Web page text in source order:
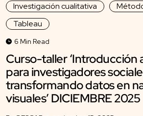
Investigación cualitativa
Tableau
6 Min Read
Curso-taller ‘Introducción
para investigadores
transformando datos en
visuales’ DICIEMBRE 2025